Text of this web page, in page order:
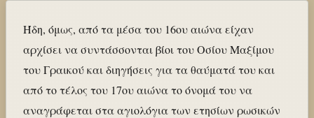
Ήδη, όμως, από τα μέσα του 16ου αιώνα είχαν
αρχίσει να συντάσσονται βίοι του Οσίου Μαξίμου
του Γραικού και διηγήσεις για τα θαύματά του και
από το τέλος του 17ου αιώνα το όνομά του να
αναγράφεται στα αγιολόγια των ετησίων ρωσικών